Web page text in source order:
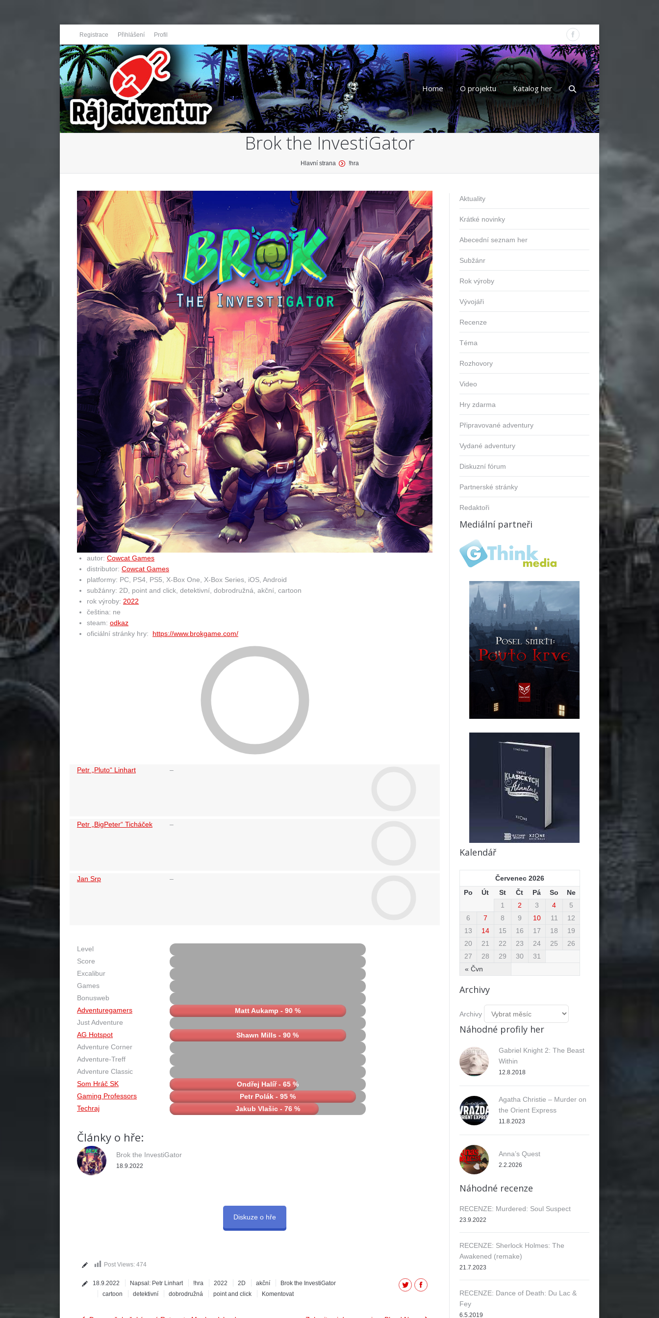
Registrace Přihlášení Profil
Home O projektu Katalog her
Brok the InvestiGator
Hlavní strana !hra
autor: Cowcat Games
distributor: Cowcat Games
platformy: PC, PS4, PS5, X-Box One, X-Box Series, iOS, Android
subžánry: 2D, point and click, detektivní, dobrodružná, akční, cartoon
rok výroby: 2022
čeština: ne
steam: odkaz
oficiální stránky hry: https://www.brokgame.com/
Petr „Pluto“ Linhart –
Petr „BigPeter“ Ticháček –
Jan Srp –
Level
Score
Excalibur
Games
Bonusweb
Adventuregamers
Matt Aukamp - 90 %
Just Adventure
AG Hotspot
Shawn Mills - 90 %
Adventure Corner
Adventure-Treff
Adventure Classic
Som Hráč SK
Ondřej Halíř - 65 %
Gaming Professors
Petr Polák - 95 %
Techraj
Jakub Vlašic - 76 %
Články o hře:
Brok the InvestiGator
18.9.2022
Diskuze o hře
Post Views: 474
18.9.2022 Napsal: Petr Linhart !hra 2022 2D akční
Brok the InvestiGator
cartoon
detektivní dobrodružná point and click Komentovat
Facebook
Twitter
Aktuality
Krátké novinky
Abecední seznam her
Subžánr
Rok výroby
Vývojáři
Recenze
Téma
Rozhovory
Video
Hry zdarma
Připravované adventury
Vydané adventury
Diskuzní fórum
Partnerské stránky
Redaktoři
Mediální partneři
Kalendář
Červenec 2026
Po
Út St Čt Pá So Ne
« Čvn
1 2 3 4
5
6
7 8 9 10 11
12
13
14 15 16 17 18
19
20
21 22 23 24 25
26
27
28 29 30 31
Archivy
Archivy
Náhodné profily her
Gabriel Knight 2: The Beast
Within
12.8.2018
Agatha Christie – Murder on
the Orient Express
11.8.2023
Anna’s Quest
2.2.2026
Náhodné recenze
RECENZE: Murdered: Soul Suspect
23.9.2022
RECENZE: Sherlock Holmes: The
Awakened (remake)
21.7.2023
RECENZE: Dance of Death: Du Lac &
Fey
6.5.2019